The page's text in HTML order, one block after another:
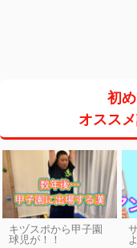
初
オスス
キヅスポから甲子園
球児が！！